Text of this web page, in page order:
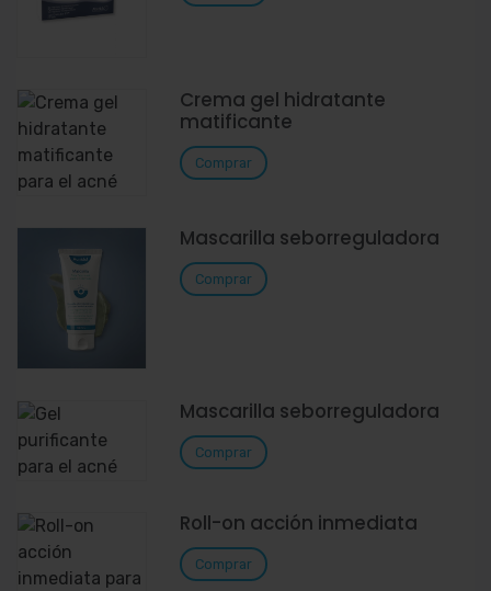
Crema gel hidratante
matificante
Comprar
Mascarilla seborreguladora
Comprar
Mascarilla seborreguladora
Comprar
Roll-on acción inmediata
Comprar